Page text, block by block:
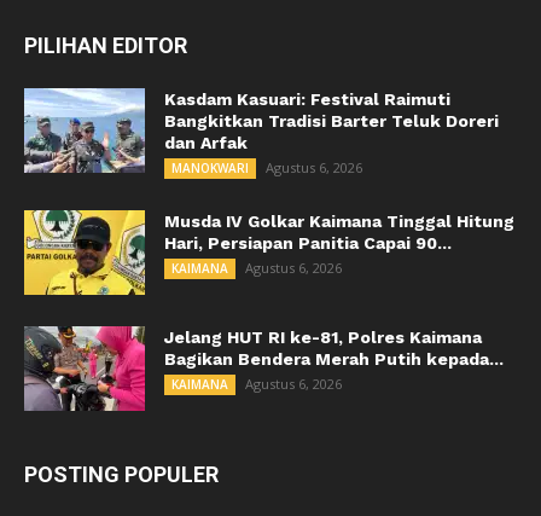
PILIHAN EDITOR
Kasdam Kasuari: Festival Raimuti
Bangkitkan Tradisi Barter Teluk Doreri
dan Arfak
MANOKWARI Agustus 6, 2026
Musda IV Golkar Kaimana Tinggal Hitung
Hari, Persiapan Panitia Capai 90...
KAIMANA Agustus 6, 2026
Jelang HUT RI ke-81, Polres Kaimana
Bagikan Bendera Merah Putih kepada...
KAIMANA Agustus 6, 2026
POSTING POPULER